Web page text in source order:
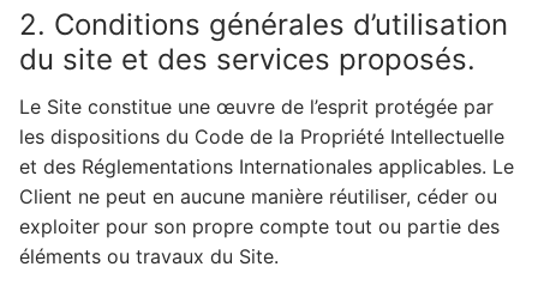
2. Conditions générales d’utilisation
du site et des services proposés.
Le Site constitue une œuvre de l’esprit protégée par
les dispositions du Code de la Propriété Intellectuelle
et des Réglementations Internationales applicables. Le
Client ne peut en aucune manière réutiliser, céder ou
exploiter pour son propre compte tout ou partie des
éléments ou travaux du Site.